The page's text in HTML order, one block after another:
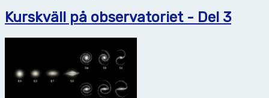
Kurskväll på observatoriet - Del 3